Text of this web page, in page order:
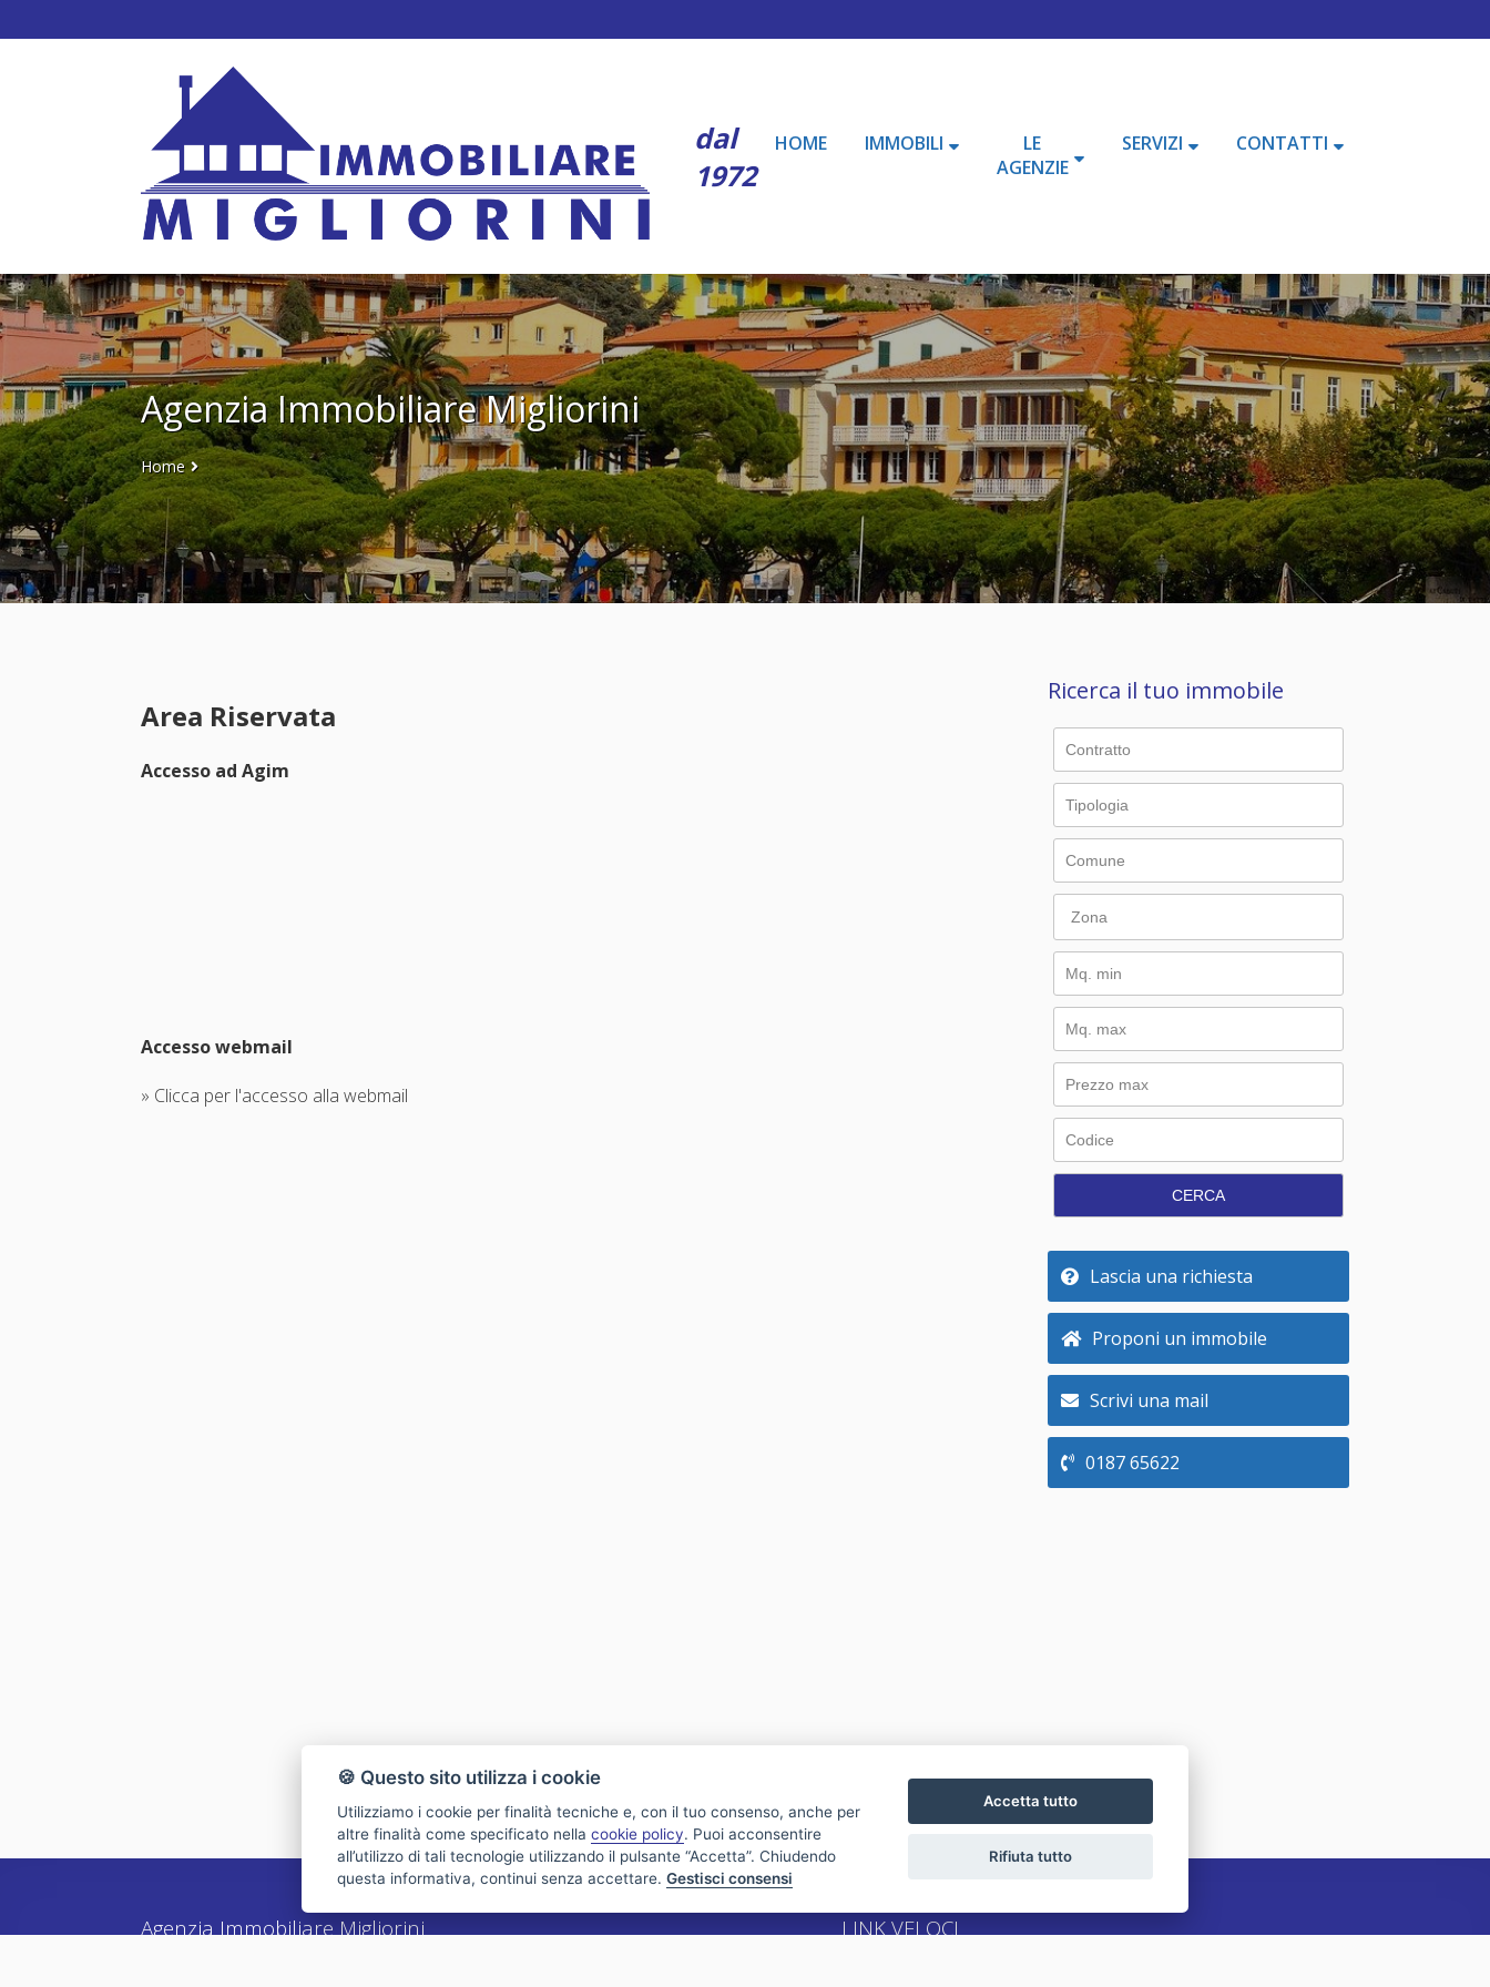
dal
1972
HOME IMMOBILI
LE
AGENZIE
SERVIZI CONTATTI
Agenzia Immobiliare Migliorini
Home
Area Riservata
Accesso ad Agim
Accesso webmail
» Clicca per l'accesso alla webmail
Ricerca il tuo immobile
Zona
CERCA
Lascia una richiesta
Proponi un immobile
Scrivi una mail
0187 65622
Agenzia Immobiliare Migliorini LINK VELOCI
🍪 Questo sito utilizza i cookie
Utilizziamo i cookie per finalità tecniche e, con il tuo consenso, anche per
altre finalità come specificato nella cookie policy. Puoi acconsentire
all’utilizzo di tali tecnologie utilizzando il pulsante “Accetta”. Chiudendo
questa informativa, continui senza accettare. Gestisci consensi
Accetta tutto
Rifiuta tutto